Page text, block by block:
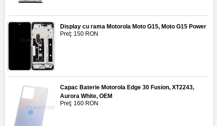
Display cu rama Motorola Moto G15, Moto G15 Power
Preţ: 150 RON
Capac Baterie Motorola Edge 30 Fusion, XT2243,
Aurora White, OEM
Preţ: 160 RON